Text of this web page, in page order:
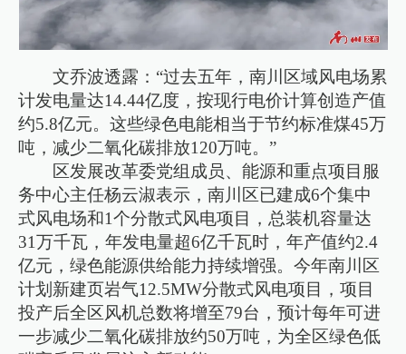
文乔波透露：“过去五年，南川区域风电场累
计发电量达14.44亿度，按现行电价计算创造产值
约5.8亿元。这些绿色电能相当于节约标准煤45万
吨，减少二氧化碳排放120万吨。”
区发展改革委党组成员、能源和重点项目服
务中心主任杨云淑表示，南川区已建成6个集中
式风电场和1个分散式风电项目，总装机容量达
31万千瓦，年发电量超6亿千瓦时，年产值约2.4
亿元，绿色能源供给能力持续增强。今年南川区
计划新建页岩气12.5MW分散式风电项目，项目
投产后全区风机总数将增至79台，预计每年可进
一步减少二氧化碳排放约50万吨，为全区绿色低